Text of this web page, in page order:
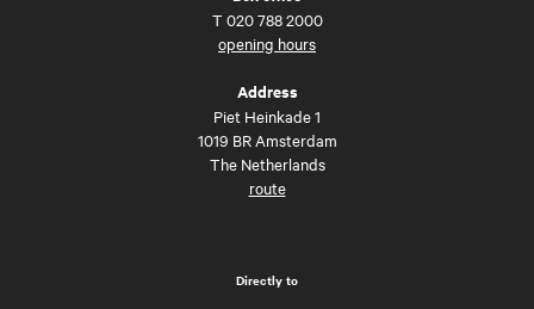
T 020 788 2000
opening hours
Address
Piet Heinkade 1
1019 BR Amsterdam
The Netherlands
route
Directly to